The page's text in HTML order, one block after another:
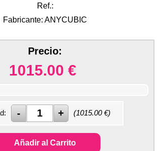
Ref.:
Fabricante: ANYCUBIC
Precio:
1015.00 €
(1015.00€)
Añadir al Carrito